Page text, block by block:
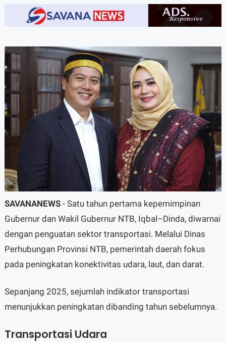
A- A+
SAVANANEWS- Satu tahun pertama kepemimpinan
Gubernur dan Wakil Gubernur NTB, Iqbal–Dinda, diwarnai
dengan penguatan sektor transportasi. Melalui Dinas
Perhubungan Provinsi NTB, pemerintah daerah fokus
pada peningkatan konektivitas udara, laut, dan darat.
Sepanjang 2025, sejumlah indikator transportasi
menunjukkan peningkatan dibanding tahun sebelumnya.
Transportasi Udara